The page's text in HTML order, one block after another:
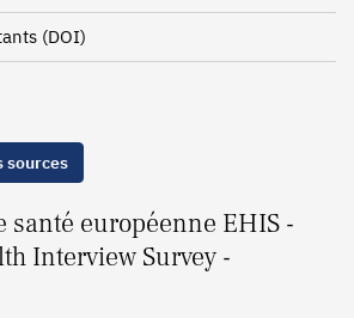
(DOI)
sources
santé européenne EHIS -
Interview Survey -